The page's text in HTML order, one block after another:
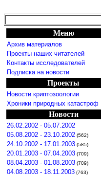
Меню
Архив материалов
Проекты наших читателей
Контакты исследователей
Подписка на новости
Проекты
Новости криптозоологии
Хроники природных катастроф
Новости
26.02.2002 - 05.07.2002
05.08.2002 - 23.10.2002 (562)
24.10.2002 - 17.01.2003 (585)
20.01.2003 - 07.04.2003 (709)
08.04.2003 - 01.08.2003 (709)
04.08.2003 - 18.11.2003 (763)